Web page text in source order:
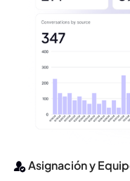
Asignación y